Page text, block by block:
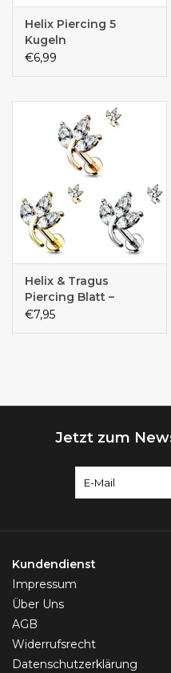
Helix Piercing 5
Kugeln
€6,99
Helix & Tragus
Piercing Blatt –
Chirurgenstahl 316L,
€7,95
Jetzt zum
Kundendienst
Impressum
Über Uns
AGB
Widerrufsrecht
Datenschutzerklärung